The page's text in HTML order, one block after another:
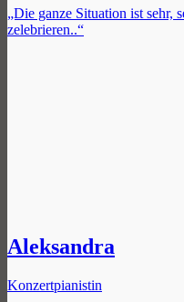
„Die ganze Situation ist sehr,
zelebrieren..“
Aleksandra
Konzertpianistin